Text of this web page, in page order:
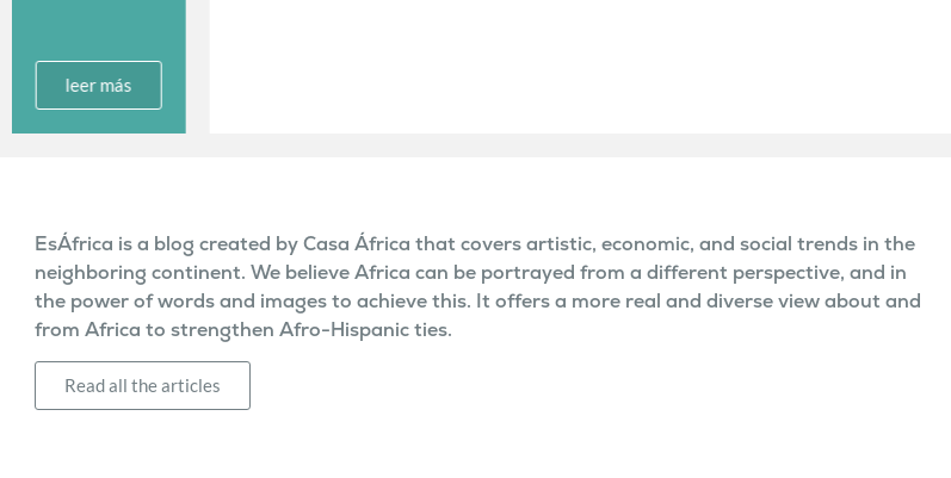
EsÁfrica is a blog created by Casa África that covers artistic, economic, and social trends in the
neighboring continent. We believe Africa can be portrayed from a different perspective, and in
the power of words and images to achieve this. It offers a more real and diverse view about and
from Africa to strengthen Afro-Hispanic ties.
Read all the articles